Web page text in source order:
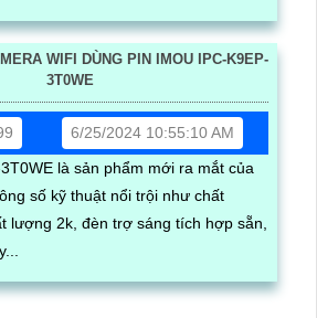
WIFI DÙNG PIN IMOU IPC-K9EP-
3T0WE
6/25/2024 10:55:10 AM
là sản phẩm mới ra mắt của
số kỹ thuật nổi trội như chất
lượng 2k, đèn trợ sáng tích hợp sẵn,